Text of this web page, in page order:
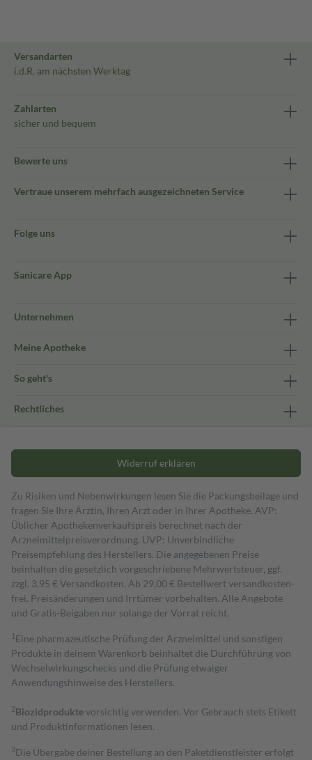
Versandarten
i.d.R. am nächsten Werktag
Zahlarten
sicher und bequem
Bewerte uns
Vertraue unserem mehrfach ausgezeichneten Service
Folge uns
Sanicare App
Unternehmen
Meine Apotheke
So geht's
Rechtliches
Widerruf erklären
Zu Risiken und Nebenwirkungen lesen Sie die Packungsbeilage und
fragen Sie Ihre Ärztin, Ihren Arzt oder in Ihrer Apotheke. AVP:
Üblicher Apothekenverkaufspreis berechnet nach der
Arzneimittelpreisverordnung. UVP: Unverbindliche
Preisempfehlung des Herstellers. Die angegebenen Preise
beinhalten die gesetzlich vorgeschriebene Mehrwertsteuer, ggf.
zzgl. 3,95 € Versandkosten. Ab 29,00 € Bestell­wert versand­kosten­
frei. Preisänderungen und Irrtümer vorbehalten. Alle Angebote
und Gratis-Beigaben nur solange der Vorrat reicht.
1 Eine pharmazeutische Prüfung der Arzneimittel und sonstigen
Produkte in deinem Warenkorb beinhaltet die Durchführung von
Wechselwirkungschecks und die Prüfung etwaiger
Anwendungshinweise des Herstellers.
2Biozidproduktevorsichtig verwenden. Vor Gebrauch stets Etikett
und Produktinformationen lesen.
3Die Übergabe deiner Bestellung an den Paketdienstleister erfolgt